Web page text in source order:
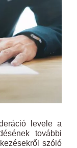
levele a
további
szóló